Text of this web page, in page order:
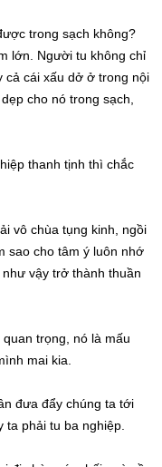
trong sạch không?
lớn. Người tu không chỉ
cả cái xấu dở ở trong nội
cho nó trong sạch,
thanh tịnh thì chắc
vô chùa tụng kinh, ngồi
sao cho tâm ý luôn nhớ
vậy trở thành thuần
trọng, nó là mấu
mai kia.
đưa đẩy chúng ta tới
phải tu ba nghiệp.